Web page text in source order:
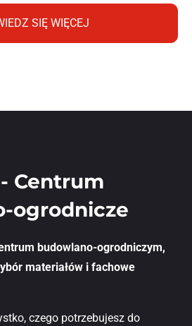
SIĘ WIĘCEJ
Centrum
ogrodnicze
budowlano-ogrodniczym,
materiałów i fachowe
czego potrzebujesz do